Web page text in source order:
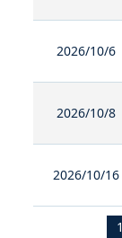
2026/10/6
2026/10/8
2026/10/16
1